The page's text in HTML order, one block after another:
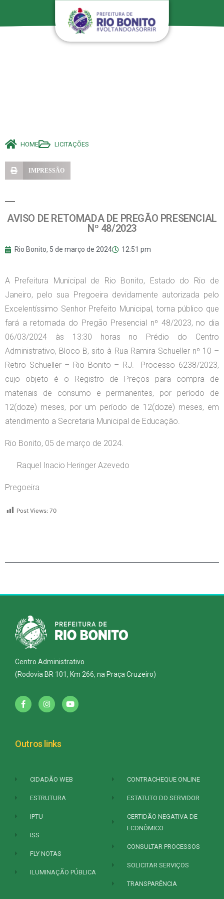
HOME LICITAÇÕES
IMPRESSÃO
AVISO DE RETOMADA DE PREGÃO PRESENCIAL
Nº 48/2023
Rio Bonito, 5 de março de 2024 12:51 pm
A Prefeitura Municipal de Rio Bonito, Estado do Rio de
Janeiro, pelo sua Pregoeira devidamente autorizada pelo
Excelentíssimo Senhor Prefeito Municipal, torna público que
fará a retomada do Pregão Presencial nº 48/2023, no dia
06/03/2024 às 13:30 horas no Prédio do Centro
Administrativo, Bloco B, sito à Rua Ramira Schueller nº 10 –
Retiro Schueller – Rio Bonito – RJ. Processo 6238/2023,
cujo objeto é o Registro de Preços para compra de
materiais de consumo e permanentes, por período de
12(doze) meses, por um período de 12(doze) meses, em
atendimento a Secretaria Municipal de Educação.
Rio Bonito, 05 de março de 2024.
Raquel Inacio Heringer Azevedo
Pregoeira
Post Views: 70
Centro Administrativo
(Rodovia BR 101, Km 266, na Praça Cruzeiro)
Outros links
CIDADÃO WEB
ESTRUTURA
IPTU
ISS
FLY NOTAS
ILUMINAÇÃO PÚBLICA
CONTRACHEQUE ONLINE
ESTATUTO DO SERVIDOR
CERTIDÃO NEGATIVA DE
ECONÔMICO
CONSULTAR PROCESSOS
SOLICITAR SERVIÇOS
TRANSPARÊNCIA